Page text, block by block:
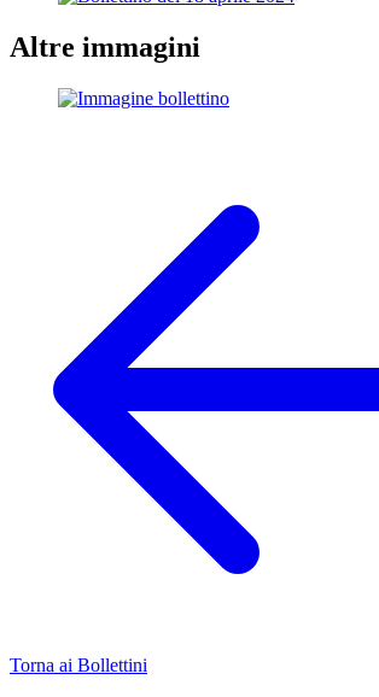
Altre immagini
Torna ai Bollettini